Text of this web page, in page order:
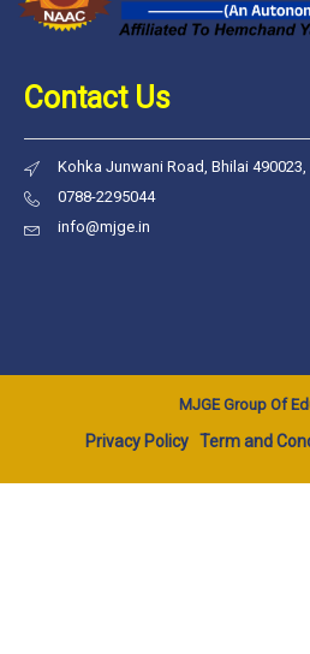
Contact Us
Kohka Junwani Road, Bhilai
0788-2295044
info@mjge.in
MJGE Group Of
Privacy Policy Term and